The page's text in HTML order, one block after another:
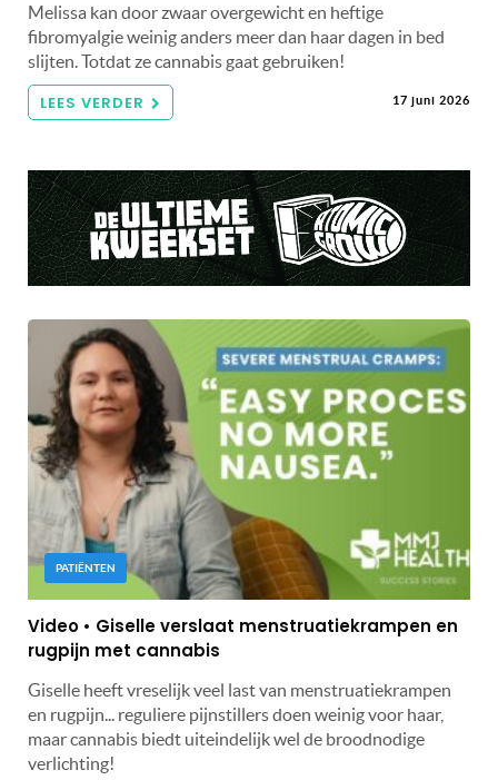
Melissa kan door zwaar overgewicht en heftige
fibromyalgie weinig anders meer dan haar dagen in bed
slijten. Totdat ze cannabis gaat gebruiken!
LEES VERDER 17 juni 2026
PATIËNTEN
Video • Giselle verslaat menstruatiekrampen en
rugpijn met cannabis
Giselle heeft vreselijk veel last van menstruatiekrampen
en rugpijn... reguliere pijnstillers doen weinig voor haar,
maar cannabis biedt uiteindelijk wel de broodnodige
verlichting!